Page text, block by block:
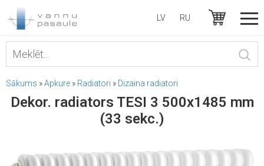
LV RU
Sākums »Apkure » Radiatori » Dizaina radiatori
Dekor. radiators TESI 3 500x1485 mm
(33 sekc.)